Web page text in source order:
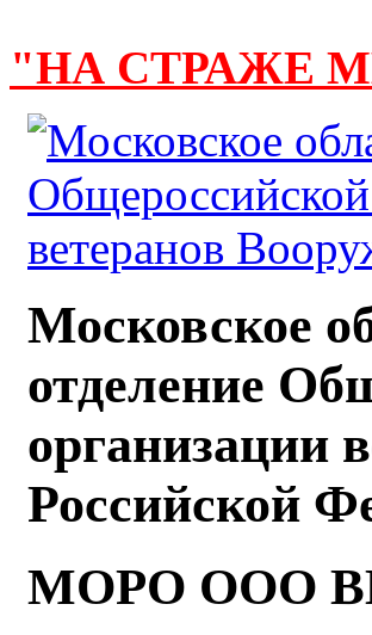
"НА СТРАЖЕ
Московское
отделение
организации
Российской
МОРО ООО